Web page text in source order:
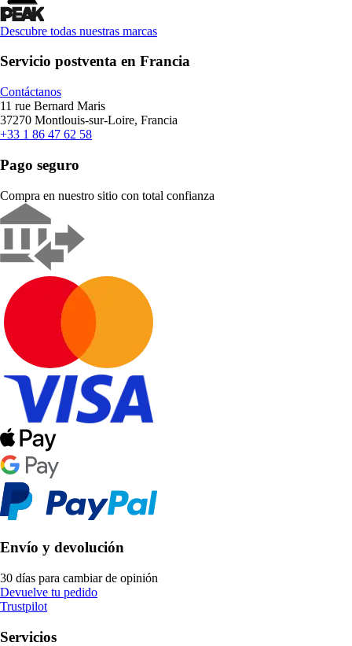
Descubre todas nuestras marcas
Servicio postventa en Francia
Contáctanos
11 rue Bernard Maris
37270 Montlouis-sur-Loire, Francia
+33 1 86 47 62 58
Pago seguro
Compra en nuestro sitio con total confianza
Envío y devolución
30 días para cambiar de opinión
Devuelve tu pedido
Trustpilot
Servicios